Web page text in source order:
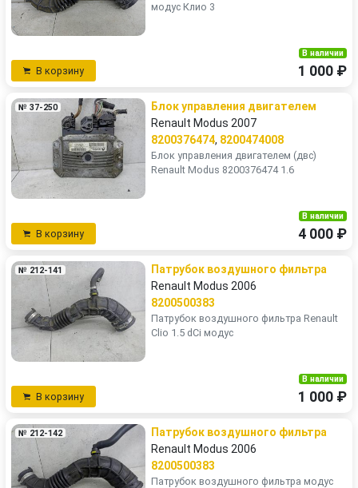
модус Клио 3
В корзину
В наличии
1 000 ₽
№ 37-250
Блок управления двигателем
Renault Modus 2007
8200376474, 8200474008
Блок управления двигателем (двс)
Renault Modus 8200376474 1.6
В корзину
В наличии
4 000 ₽
№ 212-141
Патрубок воздушного фильтра
Renault Modus 2006
8200500383
Патрубок воздушного фильтра Renault
Clio 1.5 dCi модус
В корзину
В наличии
1 000 ₽
№ 212-142
Патрубок воздушного фильтра
Renault Modus 2006
8200500383
Патрубок воздушного фильтра модус